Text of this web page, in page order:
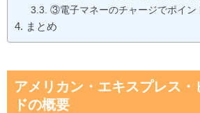
③電子マネーのチャージでポイン
まとめ
アメリカン・エキスプレス・
ドの概要